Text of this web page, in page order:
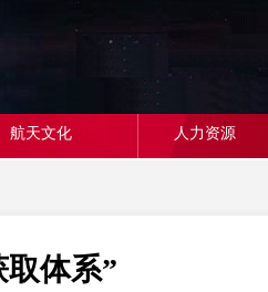
航天文化 人力资源
体系”